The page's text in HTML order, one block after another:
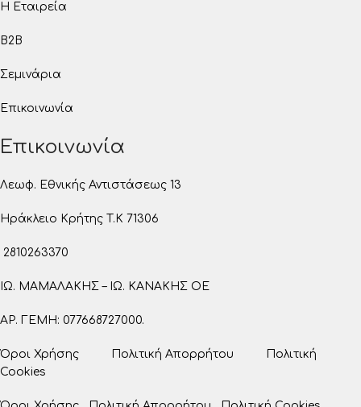
Η Εταιρεία
B2B
Σεμινάρια
Επικοινωνία
Επικοινωνία
Λεωφ. Εθνικής Αντιστάσεως 13
Ηράκλειο Κρήτης T.K 71306
2810263370
ΙΩ. ΜΑΜΑΛΑΚΗΣ – ΙΩ. ΚΑΝΑΚΗΣ ΟΕ
ΑΡ. ΓΕΜΗ: 077668727000.
Όροι Χρήσης Πολιτική Απορρήτου Πολιτική
Cookies